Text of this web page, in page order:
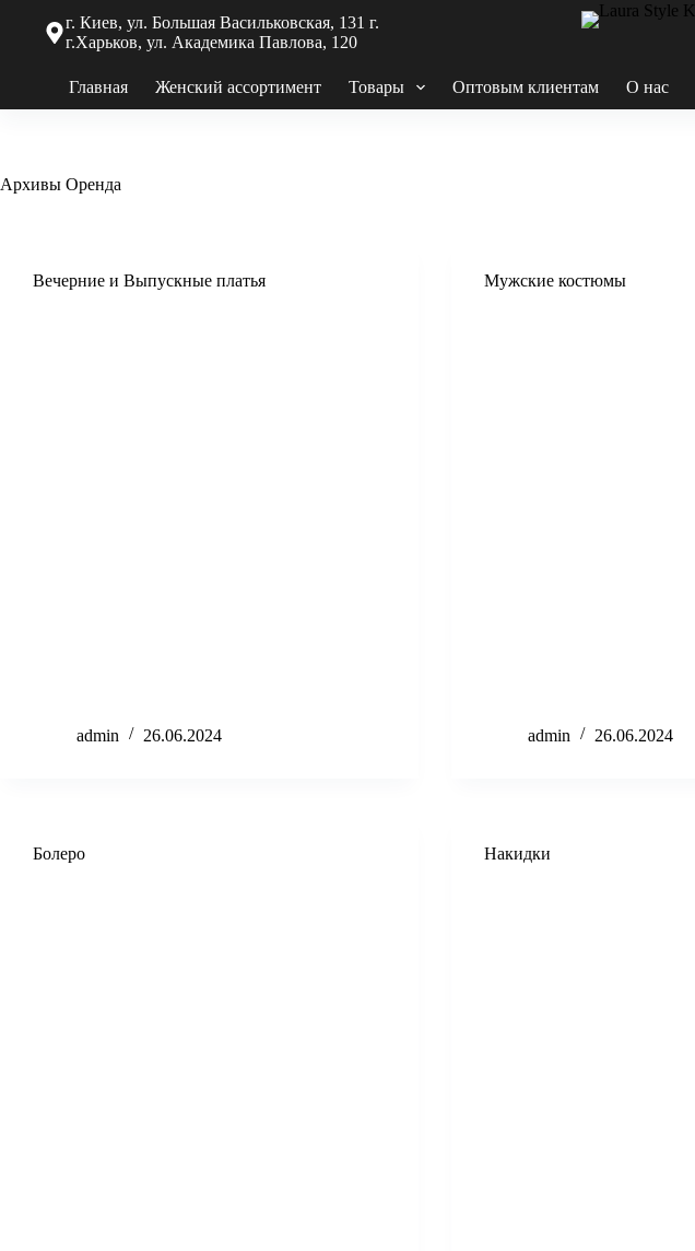
г. Киев, ул. Большая Васильковская, 131 г.
г.Харьков, ул. Академика Павлова, 120
Главная Женский ассортимент Товары Оптовым клиентам О нас
Архивы Оренда
Вечерние и Выпускные платья
admin 26.06.2024
Мужские костюмы
admin 26.06.2024
Болеро Накидки